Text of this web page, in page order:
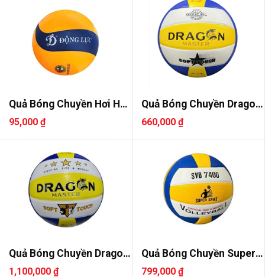
Quả Bóng Chuyền Hơi Hoa
Xoáy..
95,000 ₫
Quả Bóng Chuyền Dragon
DG700..
660,000 ₫
Quả Bóng Chuyền Dragon
DG770..
1,100,000 ₫
Quả Bóng Chuyền Super
Spike ..
799,000 ₫